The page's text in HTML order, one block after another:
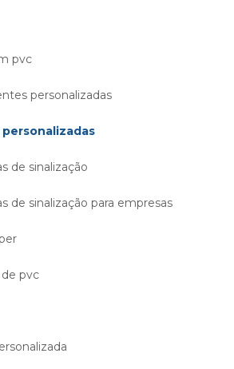
pvc
personalizadas
de sinalização
de sinalização para empresas
pvc